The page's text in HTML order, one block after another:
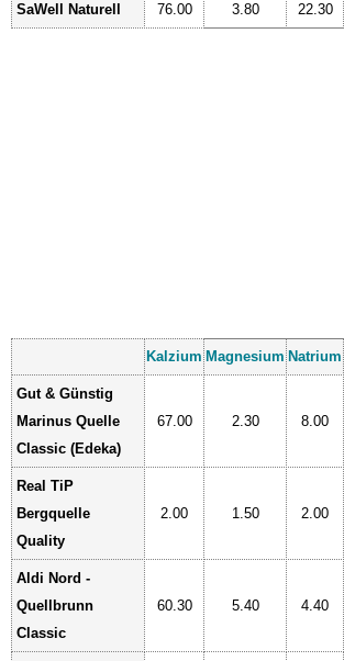
SaWell Naturell 76.00 3.80 22.30
Kalzium Magnesium Natrium
Gut & Günstig
Marinus Quelle
Classic (Edeka)
67.00 2.30 8.00
Real TiP
Bergquelle
Quality
2.00 1.50 2.00
Aldi Nord -
Quellbrunn
Classic
60.30 5.40 4.40